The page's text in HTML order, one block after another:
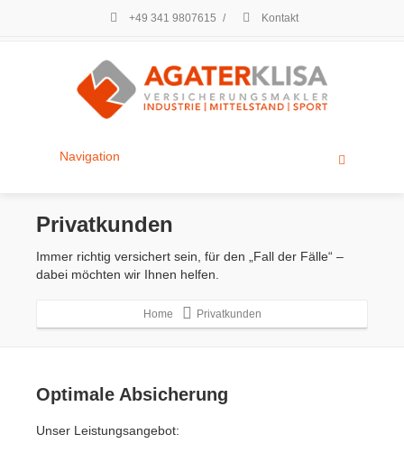
+49 341 9807615 / Kontakt
Navigation
Privatkunden
Immer richtig versichert sein, für den „Fall der Fälle“ –
dabei möchten wir Ihnen helfen.
Home Privatkunden
Optimale Absicherung
Unser Leistungsangebot: